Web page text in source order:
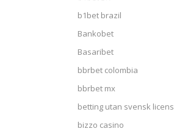
b1bet brazil
Bankobet
Basaribet
bbrbet colombia
bbrbet mx
betting utan svensk licens
bizzo casino